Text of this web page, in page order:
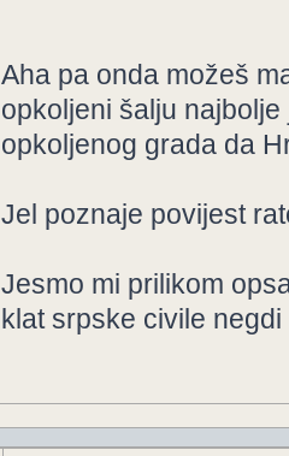
Aha pa onda možeš
opkoljeni šalju
opkoljenog grada da
Jel poznaje povijest
Jesmo mi prilikom
klat srpske civile